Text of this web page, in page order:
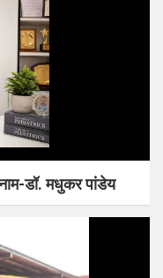
डॉ. मधुकर पांडेय